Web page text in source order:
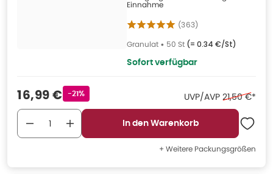
Einnahme
(363)
Granulat • 50 St (= 0.34 €/St)
Sofort verfügbar
Verkaufspreis
16,99 € Rabattstempel
-21% UVP/AVP Ehemaliger
21,50 €*
In den Warenkorb
+ Weitere Packungsgrößen